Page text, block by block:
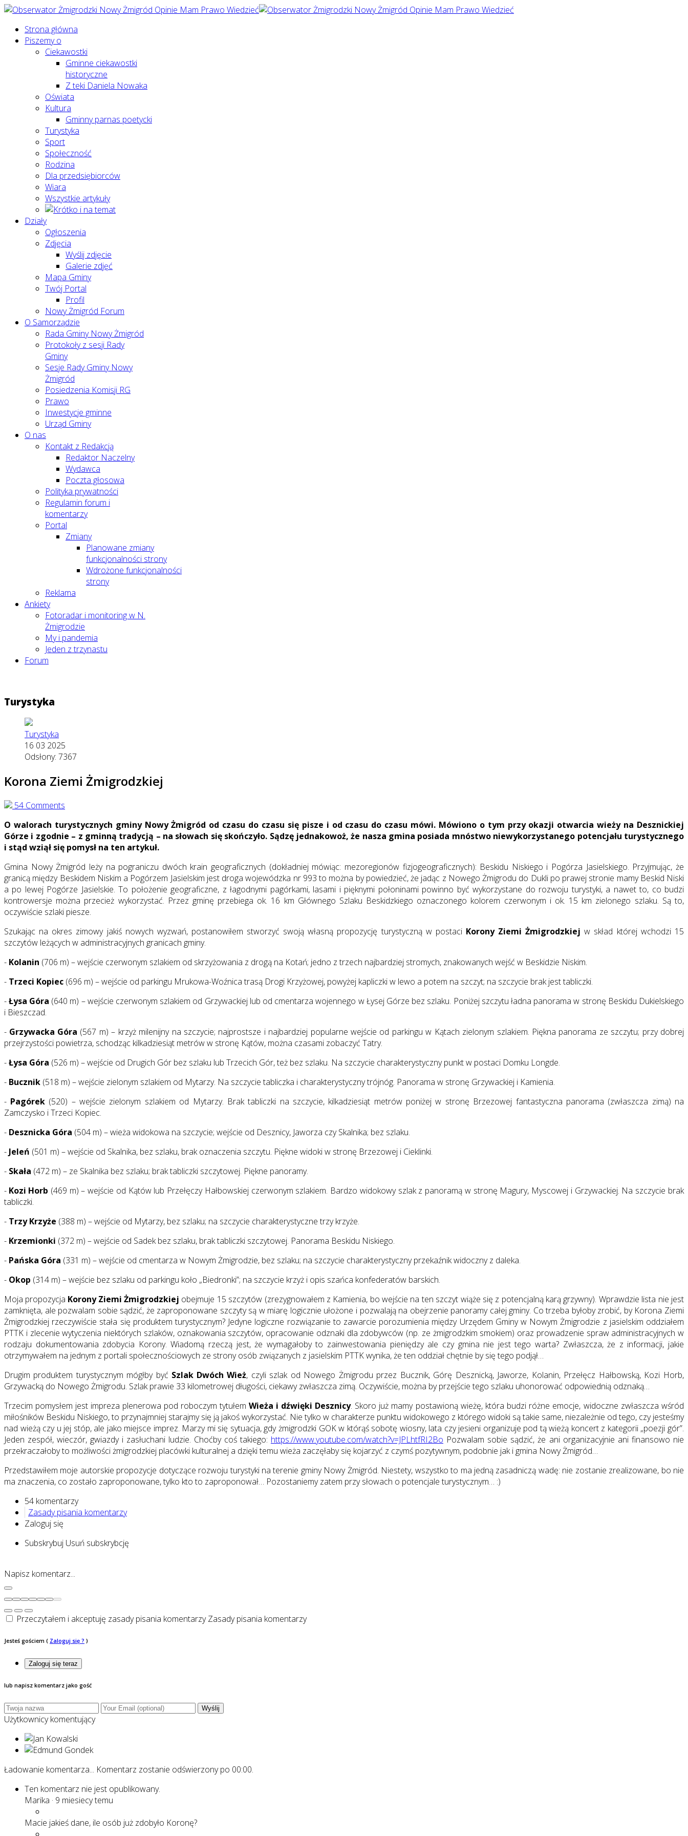
Strona główna
Piszemy o
Ciekawostki
Gminne ciekawostki
historyczne
Z teki Daniela Nowaka
Oświata
Kultura
Gminny parnas poetycki
Turystyka
Sport
Społeczność
Rodzina
Dla przedsiębiorców
Wiara
Wszystkie artykuły
Działy
Ogłoszenia
Zdjęcia
Wyślij zdjęcie
Galerie zdjęć
Mapa Gminy
Twój Portal
Profil
Nowy Żmigród Forum
O Samorządzie
Rada Gminy Nowy Żmigród
Protokoły z sesji Rady
Gminy
Sesje Rady Gminy Nowy
Żmigród
Posiedzenia Komisji RG
Prawo
Inwestycje gminne
Urząd Gminy
O nas
Kontakt z Redakcją
Redaktor Naczelny
Wydawca
Poczta głosowa
Polityka prywatności
Regulamin forum i
komentarzy
Portal
Zmiany
Planowane zmiany
funkcjonalności strony
Wdrożone funkcjonalności
strony
Reklama
Ankiety
Fotoradar i monitoring w N.
Żmigrodzie
My i pandemia
Jeden z trzynastu
Forum
Turystyka
Turystyka
16 03 2025
Odsłony: 7367
Korona Ziemi Żmigrodzkiej
54 Comments
O walorach turystycznych gminy Nowy Żmigród od czasu do czasu się pisze i od czasu do czasu mówi. Mówiono o tym przy okazji otwarcia wieży na Desznickiej
Górze i zgodnie – z gminną tradycją – na słowach się skończyło. Sądzę jednakowoż, że nasza gmina posiada mnóstwo niewykorzystanego potencjału turystycznego
i stąd wziął się pomysł na ten artykuł.
Gmina Nowy Żmigród leży na pograniczu dwóch krain geograficznych (dokładniej mówiąc: mezoregionów fizjogeograficznych): Beskidu Niskiego i Pogórza Jasielskiego. Przyjmując, że
granicą między Beskidem Niskim a Pogórzem Jasielskim jest droga wojewódzka nr 993 to można by powiedzieć, że jadąc z Nowego Żmigrodu do Dukli po prawej stronie mamy Beskid Niski
a po lewej Pogórze Jasielskie. To położenie geograficzne, z łagodnymi pagórkami, lasami i pięknymi połoninami powinno być wykorzystane do rozwoju turystyki, a nawet to, co budzi
kontrowersje można przecież wykorzystać. Przez gminę przebiega ok. 16 km Głównego Szlaku Beskidzkiego oznaczonego kolorem czerwonym i ok. 15 km zielonego szlaku. Są to,
oczywiście szlaki piesze.
Szukając na okres zimowy jakiś nowych wyzwań, postanowiłem stworzyć swoją własną propozycję turystyczną w postaci Korony Ziemi Żmigrodzkiej w skład której wchodzi 15
szczytów leżących w administracyjnych granicach gminy.
- Kolanin (706 m) – wejście czerwonym szlakiem od skrzyżowania z drogą na Kotań; jedno z trzech najbardziej stromych, znakowanych wejść w Beskidzie Niskim.
- Trzeci Kopiec (696 m) – wejście od parkingu Mrukowa-Woźnica trasą Drogi Krzyżowej, powyżej kapliczki w lewo a potem na szczyt; na szczycie brak jest tabliczki.
-Łysa Góra (640 m) – wejście czerwonym szlakiem od Grzywackiej lub od cmentarza wojennego w Łysej Górze bez szlaku. Poniżej szczytu ładna panorama w stronę Beskidu Dukielskiego
i Bieszczad.
- Grzywacka Góra (567 m) – krzyż milenijny na szczycie; najprostsze i najbardziej popularne wejście od parkingu w Kątach zielonym szlakiem. Piękna panorama ze szczytu; przy dobrej
przejrzystości powietrza, schodząc kilkadziesiąt metrów w stronę Kątów, można czasami zobaczyć Tatry.
-Łysa Góra (526 m) – wejście od Drugich Gór bez szlaku lub Trzecich Gór, też bez szlaku. Na szczycie charakterystyczny punkt w postaci Domku Longde.
- Bucznik (518 m) – wejście zielonym szlakiem od Mytarzy. Na szczycie tabliczka i charakterystyczny trójnóg. Panorama w stronę Grzywackiej i Kamienia.
- Pagórek (520) – wejście zielonym szlakiem od Mytarzy. Brak tabliczki na szczycie, kilkadziesiąt metrów poniżej w stronę Brzezowej fantastyczna panorama (zwłaszcza zimą) na
Zamczysko i Trzeci Kopiec.
- Desznicka Góra (504 m) – wieża widokowa na szczycie; wejście od Desznicy, Jaworza czy Skalnika; bez szlaku.
- Jeleń (501 m) – wejście od Skalnika, bez szlaku, brak oznaczenia szczytu. Piękne widoki w stronę Brzezowej i Cieklinki.
- Skała (472 m) – ze Skalnika bez szlaku; brak tabliczki szczytowej. Piękne panoramy.
- Kozi Horb (469 m) – wejście od Kątów lub Przełęczy Hałbowskiej czerwonym szlakiem. Bardzo widokowy szlak z panoramą w stronę Magury, Myscowej i Grzywackiej. Na szczycie brak
tabliczki.
- Trzy Krzyże (388 m) – wejście od Mytarzy, bez szlaku; na szczycie charakterystyczne trzy krzyże.
- Krzemionki (372 m) – wejście od Sadek bez szlaku, brak tabliczki szczytowej. Panorama Beskidu Niskiego.
- Pańska Góra (331 m) – wejście od cmentarza w Nowym Żmigrodzie, bez szlaku; na szczycie charakterystyczny przekaźnik widoczny z daleka.
- Okop (314 m) – wejście bez szlaku od parkingu koło „Biedronki”; na szczycie krzyż i opis szańca konfederatów barskich.
Moja propozycja Korony Ziemi Żmigrodzkiej obejmuje 15 szczytów (zrezygnowałem z Kamienia, bo wejście na ten szczyt wiąże się z potencjalną karą grzywny). Wprawdzie lista nie jest
zamknięta, ale pozwalam sobie sądzić, że zaproponowane szczyty są w miarę logicznie ułożone i pozwalają na obejrzenie panoramy całej gminy. Co trzeba byłoby zrobić, by Korona Ziemi
Żmigrodzkiej rzeczywiście stała się produktem turystycznym? Jedyne logiczne rozwiązanie to zawarcie porozumienia między Urzędem Gminy w Nowym Żmigrodzie z jasielskim oddziałem
PTTK i zlecenie wytyczenia niektórych szlaków, oznakowania szczytów, opracowanie odznaki dla zdobywców (np. ze żmigrodzkim smokiem) oraz prowadzenie spraw administracyjnych w
rodzaju dokumentowania zdobycia Korony. Wiadomą rzeczą jest, że wymagałoby to zainwestowania pieniędzy ale czy gmina nie jest tego warta? Zwłaszcza, że z informacji, jakie
otrzymywałem na jednym z portali społecznościowych ze strony osób związanych z jasielskim PTTK wynika, że ten oddział chętnie by się tego podjął…
Drugim produktem turystycznym mógłby być Szlak Dwóch Wież, czyli szlak od Nowego Żmigrodu przez Bucznik, Górę Desznicką, Jaworze, Kolanin, Przełęcz Hałbowską, Kozi Horb,
Grzywacką do Nowego Żmigrodu. Szlak prawie 33 kilometrowej długości, ciekawy zwłaszcza zimą. Oczywiście, można by przejście tego szlaku uhonorować odpowiednią odznaką…
Trzecim pomysłem jest impreza plenerowa pod roboczym tytułem Wieża i dźwięki Desznicy. Skoro już mamy postawioną wieżę, która budzi różne emocje, widoczne zwłaszcza wśród
miłośników Beskidu Niskiego, to przynajmniej starajmy się ją jakoś wykorzystać. Nie tylko w charakterze punktu widokowego z którego widoki są takie same, niezależnie od tego, czy jesteśmy
nad wieżą czy u jej stóp, ale jako miejsce imprez. Marzy mi się sytuacja, gdy żmigrodzki GOK w którąś sobotę wiosny, lata czy jesieni organizuje pod tą wieżą koncert z kategorii „poezji gór”.
Jeden zespół, wieczór, gwiazdy i zasłuchani ludzie. Choćby coś takiego: https://www.youtube.com/watch?v=JPLhtfRI2Bo Pozwalam sobie sądzić, że ani organizacyjnie ani finansowo nie
przekraczałoby to możliwości żmigrodzkiej placówki kulturalnej a dzięki temu wieża zaczęłaby się kojarzyć z czymś pozytywnym, podobnie jak i gmina Nowy Żmigród…
Przedstawiłem moje autorskie propozycje dotyczące rozwoju turystyki na terenie gminy Nowy Żmigród. Niestety, wszystko to ma jedną zasadniczą wadę: nie zostanie zrealizowane, bo nie
ma znaczenia, co zostało zaproponowane, tylko kto to zaproponował… Pozostaniemy zatem przy słowach o potencjale turystycznym… :)
54 komentarzy
Zasady pisania komentarzy
Zaloguj się
Subskrybuj Usuń subskrybcję
Napisz komentarz...
Przeczytałem i akceptuję zasady pisania komentarzyZasady pisania komentarzy
Jesteś gościem ( Zaloguj się ? )
Zaloguj się teraz
lub napisz komentarz jako gość
Wyślij
Użytkownicy komentujący
Ładowanie komentarza... Komentarz zostanie odświerzony po 00:00.
Ten komentarz nie jest opublikowany.
Marika · 9 miesiecy temu
Macie jakieś dane, ile osób już zdobyło Koronę?